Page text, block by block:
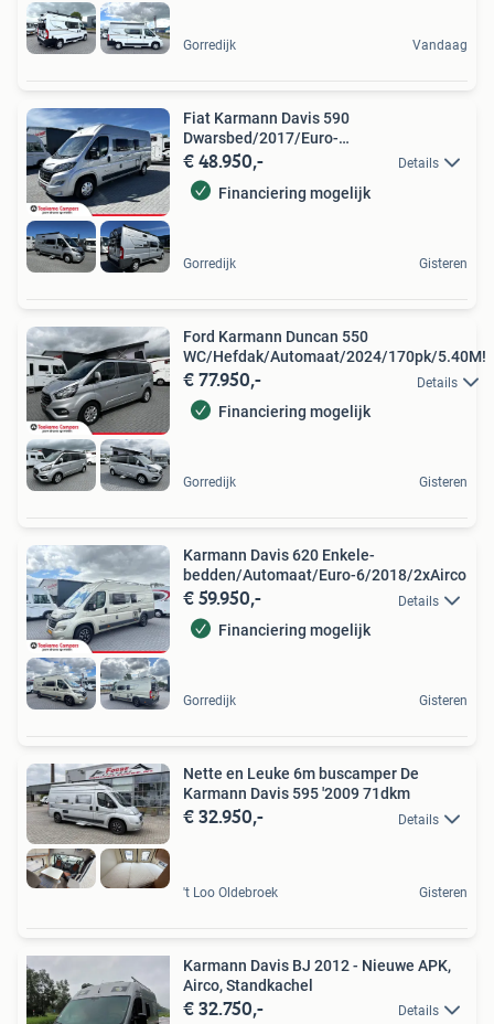
Gorredijk Vandaag
Fiat Karmann Davis 590
Dwarsbed/2017/Euro-
6/Airco/6.0M/131PK
€ 48.950,- Details
Financiering mogelijk
Gorredijk Gisteren
Ford Karmann Duncan 550
WC/Hefdak/Automaat/2024/170pk/5.40M!
€ 77.950,- Details
Financiering mogelijk
Gorredijk Gisteren
Karmann Davis 620 Enkele-
bedden/Automaat/Euro-6/2018/2xAirco
€ 59.950,- Details
Financiering mogelijk
Gorredijk Gisteren
Nette en Leuke 6m buscamper De
Karmann Davis 595 '2009 71dkm
€ 32.950,- Details
't Loo Oldebroek Gisteren
Karmann Davis BJ 2012 - Nieuwe APK,
Airco, Standkachel
€ 32.750,- Details